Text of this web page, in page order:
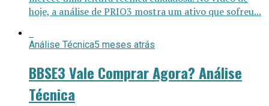
hoje, a análise de PRIO3 mostra um ativo que sofreu...
Análise Técnica5 meses atrás
BBSE3 Vale Comprar Agora? Análise
Técnica